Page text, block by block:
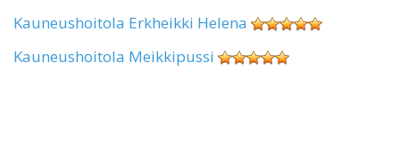
Kauneushoitola Erkheikki Helena
Kauneushoitola Meikkipussi